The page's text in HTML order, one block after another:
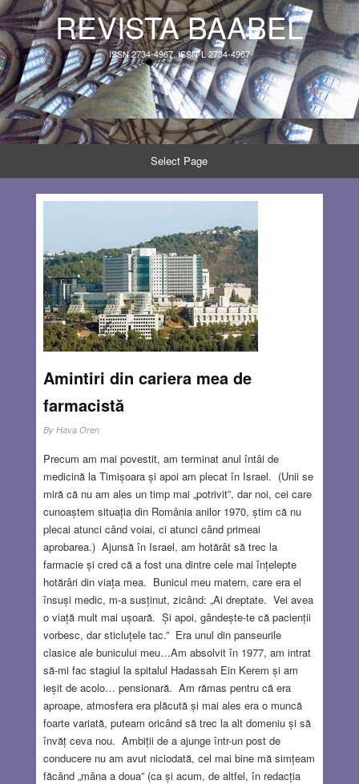
REVISTA BAABEL
ISSN 2734-4967, ISSN-L 2734-4967
Select Page
Amintiri din cariera mea de
farmacistă
By Hava Oren
Precum am mai povestit, am terminat anul întâi de
medicină la Timișoara și apoi am plecat în Israel. (Unii se
miră că nu am ales un timp mai „potrivit”, dar noi, cei care
cunoaștem situația din România anilor 1970, știm că nu
plecai atunci când voiai, ci atunci când primeai
aprobarea.) Ajunsă în Israel, am hotărât să trec la
farmacie și cred că a fost una dintre cele mai înțelepte
hotărâri din viața mea. Bunicul meu matern, care era el
însuși medic, m-a susținut, zicând: „Ai dreptate. Vei avea
o viață mult mai ușoară. Și apoi, gândește-te că pacienții
vorbesc, dar sticluțele tac.” Era unul din panseurile
clasice ale bunicului meu…Am absolvit în 1977, am intrat
să-mi fac stagiul la spitalul Hadassah Ein Kerem și am
ieșit de acolo… pensionară. Am rămas pentru că era
aproape, atmosfera era plăcută și mai ales era o muncă
foarte variată, puteam oricând să trec la alt domeniu și să
învăț ceva nou. Ambiții de a ajunge într-un post de
conducere nu am avut niciodată, cel mai bine mă simțeam
făcând „mâna a doua” (ca și acum, de altfel, în redacția